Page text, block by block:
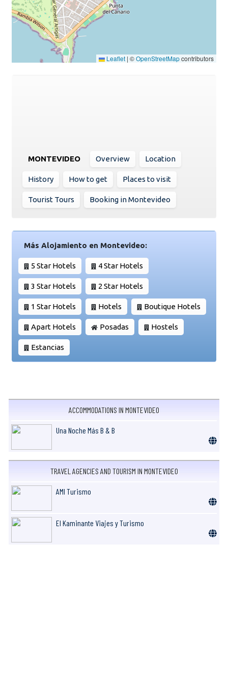
Leaflet | ©OpenStreetMapcontributors
MONTEVIDEO Overview Location
History How to get Places to visit
Tourist Tours Booking in Montevideo
Más Alojamiento en Montevideo:
5 Star Hotels 4 Star Hotels
3 Star Hotels 2 Star Hotels
1 Star Hotels Hotels Boutique Hotels
Apart Hotels Posadas Hostels
Estancias
ACCOMMODATIONS IN MONTEVIDEO
Una Noche Más B & B
TRAVEL AGENCIES AND TOURISM IN MONTEVIDEO
AMI Turismo
El Kaminante Viajes y Turismo